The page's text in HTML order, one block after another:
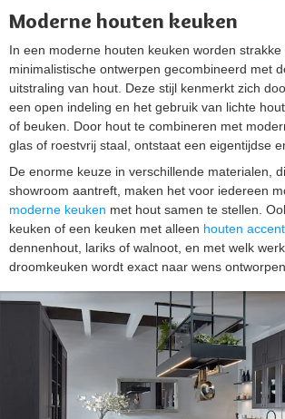
Moderne houten keuken
In een moderne houten keuken worden strakke
minimalistische ontwerpen gecombineerd met
uitstraling van hout. Deze stijl kenmerkt zich
een open indeling en het gebruik van lichte
of beuken. Door hout te combineren met
glas of roestvrij staal, ontstaat een eigentijdse
De enorme keuze in verschillende materialen,
showroom aantreft, maken het voor iedereen
moderne keuken met hout samen te stellen.
keuken of een keuken met alleen houten
dennenhout, lariks of walnoot, en met welk
droomkeuken wordt exact naar wens ontworpen.